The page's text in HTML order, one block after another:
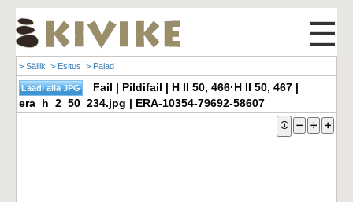
☰
> Säilik > Esitus > Palad
Fail | Pildifail | H II 50, 466·H II 50, 467 |
era_h_2_50_234.jpg | ERA-10354-79692-58607